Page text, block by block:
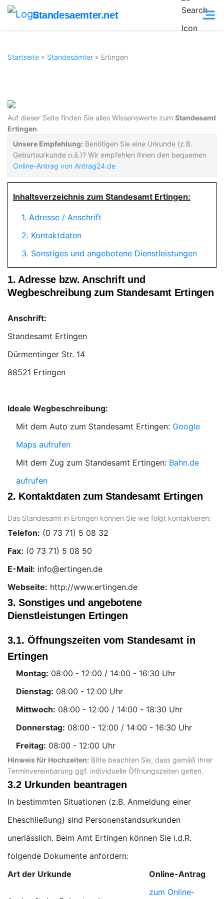
Standesaemter.net
Startseite » Standesämter » Ertingen
Auf dieser Seite finden Sie alles Wissenswerte zum Standesamt
Ertingen.
Unsere Empfehlung: Benötigen Sie eine Urkunde (z.B.
Geburtsurkunde o.ä.)? Wir empfehlen Ihnen den bequemen
Online-Antrag von Antrag24.de
Inhaltsverzeichnis zum Standesamt Ertingen:
1. Adresse / Anschrift
2. Kontaktdaten
3. Sonstiges und angebotene Dienstleistungen
1. Adresse bzw. Anschrift und
Wegbeschreibung zum Standesamt Ertingen
Anschrift:
Standesamt Ertingen
88521 Ertingen
Ideale Wegbeschreibung:
Mit dem Auto zum Standesamt Ertingen: Google
Maps aufrufen
Mit dem Zug zum Standesamt Ertingen: Bahn.de
aufrufen
2. Kontaktdaten zum Standesamt Ertingen
Das Standesamt in Ertingen können Sie wie folgt kontaktieren:
Telefon:
Fax:
E-Mail:
Webseite: http://www.ertingen.de
3. Sonstiges und angebotene
Dienstleistungen Ertingen
3.1. Öffnungszeiten vom Standesamt in
Ertingen
Montag:
Uhr
Dienstag:
Uhr
Mittwoch:
Uhr
Donnerstag:
Uhr
Freitag:
Uhr
Hinweis für Hochzeiten: Bitte beachten Sie, dass gemäß Ihrer
Terminvereinbarung ggf. individuelle Öffnungszeiten gelten.
3.2 Urkunden beantragen
In bestimmten Situationen (z.B. Anmeldung einer
Eheschließung) sind Personenstandsurkunden
unerlässlich. Beim Amt Ertingen können Sie i.d.R.
folgende Dokumente anfordern:
Art der Urkunde
Online-Antrag
zum Online-